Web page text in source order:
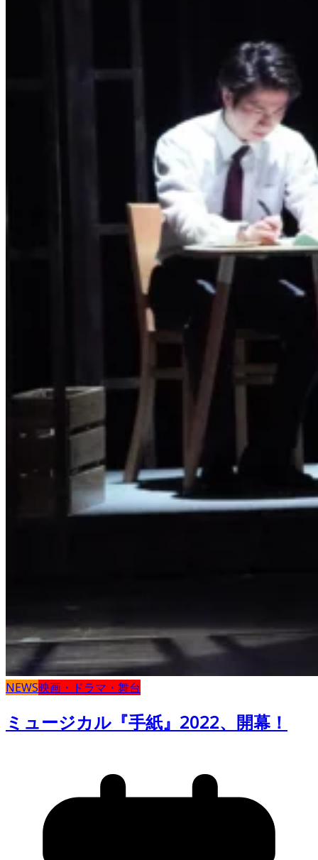
NEWS映画・ドラマ・舞台
ミュージカル『手紙』2022、開幕！